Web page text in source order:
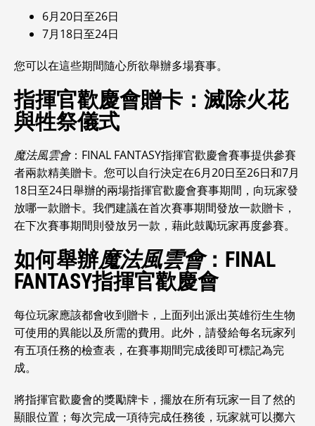
6月20日至26日
7月18日至24日
您可以在這些期間隨心所欲舉辦多場賽事。
指揮官歡慶會贈卡：滅除火花
與牲祭儀式
魔法風雲會：FINAL FANTASY指揮官歡慶會賽事提供參賽
者兩款精美贈卡。您可以自行決定在6月20日至26日和7月
18日至24日舉辦的兩場指揮官歡慶會賽事期間，向玩家發
放哪一款贈卡。我們建議在首次賽事期間發放一款贈卡，
在下次賽事期間則發放另一款，藉此鼓勵玩家再度參賽。
如何舉辦魔法風雲會：FINAL
FANTASY指揮官歡慶會
每位玩家應該都會收到贈卡，上面列出派出英雄衍生生物
可使用的異能以及所需的費用。此外，請發給每名玩家列
有五項任務的檢查表，在賽事期間完成後即可標記為完
成。
將指揮官歡慶會的獎勵牌卡，擺放在所有玩家一目了然的
顯眼位置；每次完成一項待完成任務後，玩家就可以擲六